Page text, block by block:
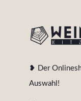
❥ Der
Auswahl!